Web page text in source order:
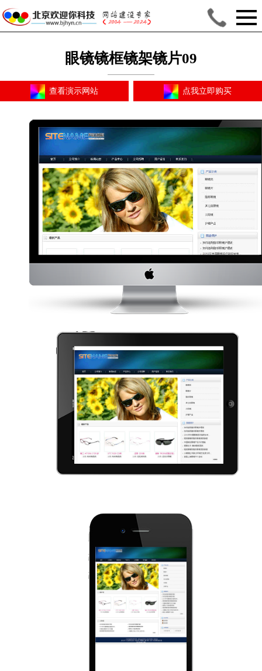
眼镜镜框镜架镜片09
查看演示网站 点我立即购买